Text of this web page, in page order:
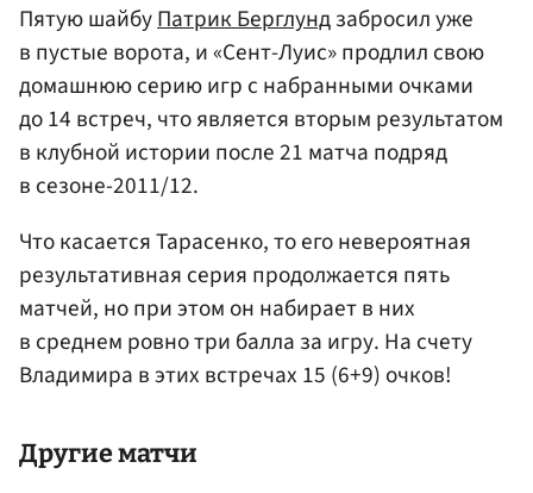
Пятую шайбуПатрик Берглундзабросил уже
в пустые ворота, и «Сент-Луис» продлил свою
домашнюю серию игр с набранными очками
до 14 встреч, что является вторым результатом
в клубной истории после 21 матча подряд
в сезоне-2011/12.
Что касается Тарасенко, то его невероятная
результативная серия продолжается пять
матчей, но при этом он набирает в них
в среднем ровно три балла за игру. На счету
Владимира в этих встречах 15 (6+9) очков!
Другие матчи